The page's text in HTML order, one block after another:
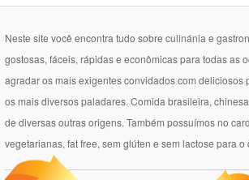
Neste site você encontra tudo sobre culinánia e
gostosas, fáceis, rápidas e econômicas para todas as
agradar os mais exigentes convidados com deliciosos
os mais diversos paladares. Comida brasileira,
de diversas outras origens. Também possuímos no
vegetarianas, fat free, sem glúten e sem lactose para